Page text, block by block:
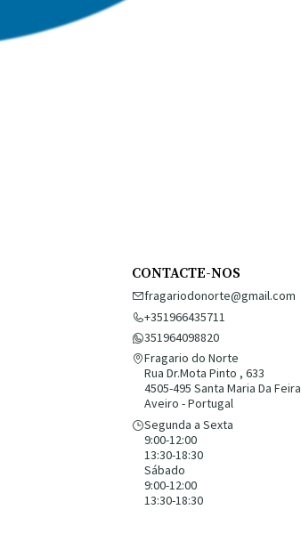
CONTACTE-NOS
fragariodonorte@gmail.com
+351966435711
351964098820
Fragario do Norte
Rua Dr.Mota Pinto , 633
4505-495 Santa Maria Da Feira
Aveiro - Portugal
Segunda a Sexta
9:00-12:00
13:30-18:30
Sábado
9:00-12:00
13:30-18:30